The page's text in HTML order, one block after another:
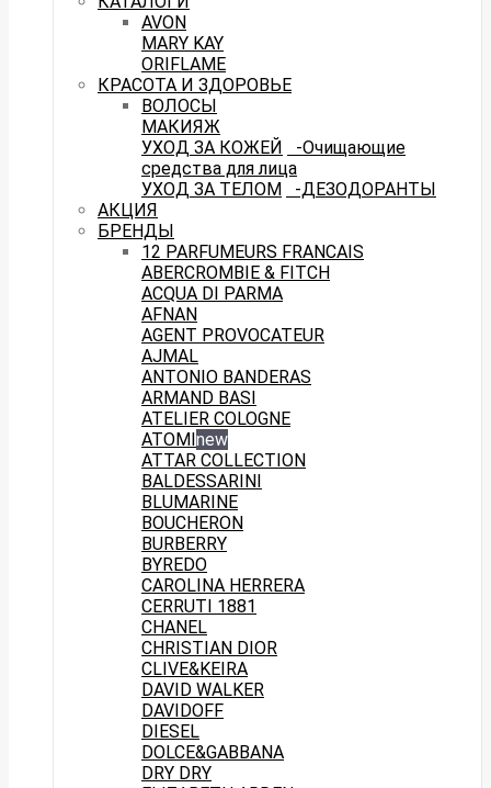
AVON
MARY KAY
ORIFLAME
КРАСОТА И ЗДОРОВЬЕ
ВОЛОСЫ
МАКИЯЖ
УХОД ЗА КОЖЕЙ
-Очищающие
средства для лица
УХОД ЗА ТЕЛОМ
-ДЕЗОДОРАНТЫ
АКЦИЯ
БРЕНДЫ
12 PARFUMEURS FRANCAIS
ABERCROMBIE & FITCH
ACQUA DI PARMA
AFNAN
AGENT PROVOCATEUR
AJMAL
ANTONIO BANDERAS
ARMAND BASI
ATELIER COLOGNE
ATOMI new
ATTAR COLLECTION
BALDESSARINI
BLUMARINE
BOUCHERON
BURBERRY
BYREDO
CAROLINA HERRERA
CERRUTI 1881
CHANEL
CHRISTIAN DIOR
CLIVE&KEIRA
DAVID WALKER
DAVIDOFF
DIESEL
DOLCE&GABBANA
DRY DRY